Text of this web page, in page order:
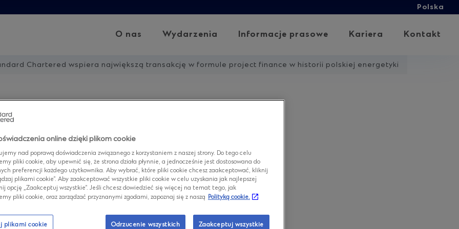
Polska
O nas Wydarzenia Informacje prasowe Kariera Kontakt
Chartered wspiera największą transakcję w formule project finance w historii polskiej energetyki
Chartered
największą
w formule
online dzięki plikom cookie
nad poprawą doświadczenia związanego z korzystaniem z naszej strony. Do tego celu
pliki cookie, aby upewnić się, że strona działa płynnie, a jednocześnie jest dostosowana do
preferencji każdego użytkownika. Aby wybrać, które pliki cookie chcesz zaakceptować, kliknij
plikami cookie”. Aby zaakceptować wszystkie pliki cookie w celu uzyskania jak najlepszej
opcję „Zaakceptuj wszystkie”. Jeśli chcesz dowiedzieć się więcej na temat tego, jak
pliki cookie, oraz zarządzać przyznanymi zgodami, zapoznaj się z naszą Polityką cookie.
plikami cookie Odrzucenie wszystkich Zaakceptuj wszystkie